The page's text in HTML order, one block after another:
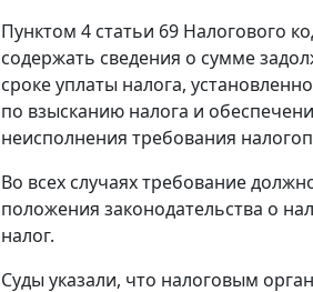
Пунктом 4 статьи 69 Налогового
содержать сведения о сумме
сроке уплаты налога,
по взысканию налога и
неисполнения требования
Во всех случаях требование
положения законодательства о
налог.
Суды указали, что налоговым